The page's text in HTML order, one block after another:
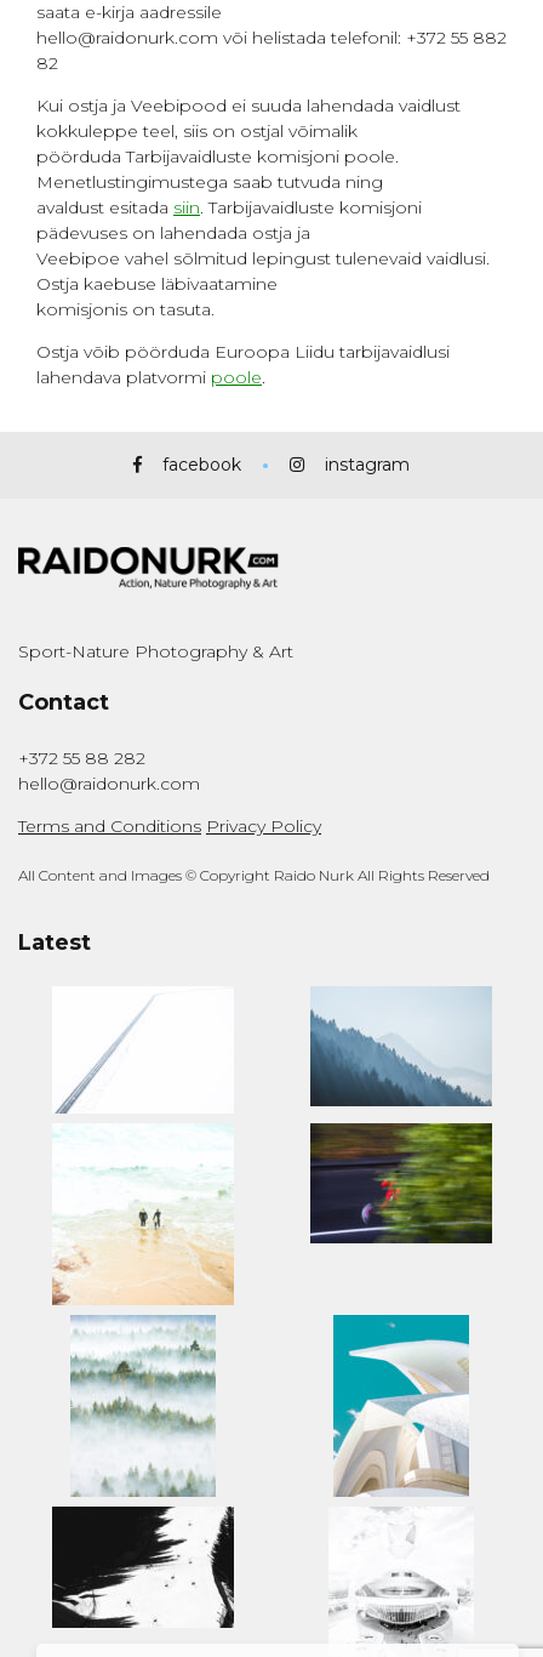
saata e-kirja aadressile
hello@raidonurk.com või helistada telefonil: +372 55 882
82
Kui ostja ja Veebipood ei suuda lahendada vaidlust
kokkuleppe teel, siis on ostjal võimalik
pöörduda Tarbijavaidluste komisjoni poole.
Menetlustingimustega saab tutvuda ning
avaldust esitada siin. Tarbijavaidluste komisjoni
pädevuses on lahendada ostja ja
Veebipoe vahel sõlmitud lepingust tulenevaid vaidlusi.
Ostja kaebuse läbivaatamine
komisjonis on tasuta.
Ostja võib pöörduda Euroopa Liidu tarbijavaidlusi
lahendava platvormi poole.
facebook instagram
Sport-Nature Photography & Art
Contact
+372 55 88 282
hello@raidonurk.com
Terms and Conditions Privacy Policy
All Content and Images © Copyright Raido Nurk All Rights Reserved
Latest